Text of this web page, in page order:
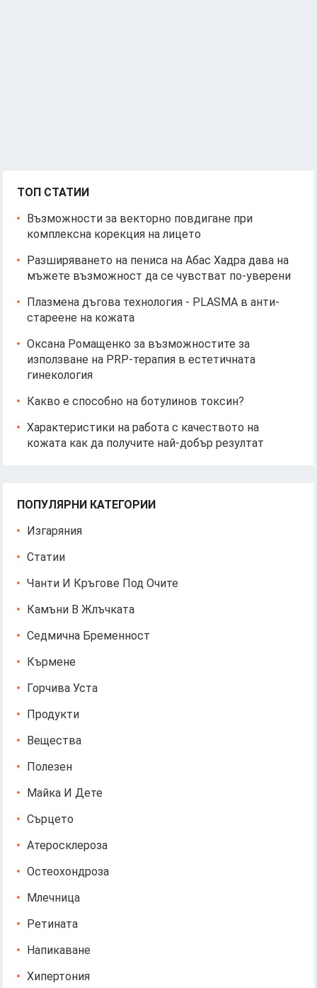
ТОП СТАТИИ
Възможности за векторно повдигане при
комплексна корекция на лицето
Разширяването на пениса на Абас Хадра дава на
мъжете възможност да се чувстват по-уверени
Плазмена дъгова технология - PLASMA в анти-
стареене на кожата
Оксана Ромащенко за възможностите за
използване на PRP-терапия в естетичната
гинекология
Какво е способно на ботулинов токсин?
Характеристики на работа с качеството на
кожата как да получите най-добър резултат
ПОПУЛЯРНИ КАТЕГОРИИ
Изгаряния
Статии
Чанти И Кръгове Под Очите
Камъни В Жлъчката
Седмична Бременност
Кърмене
Горчива Уста
Продукти
Вещества
Полезен
Майка И Дете
Сърцето
Атеросклероза
Остеохондроза
Млечница
Ретината
Напикаване
Хипертония